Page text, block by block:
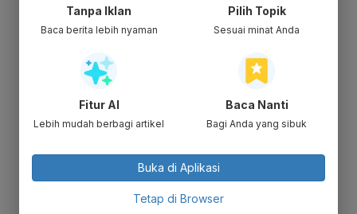
Tanpa Iklan
Baca berita lebih nyaman
Pilih Topik
Sesuai minat Anda
Fitur AI
Lebih mudah berbagi artikel
Baca Nanti
Bagi Anda yang sibuk
Buka di Aplikasi
Tetap di Browser